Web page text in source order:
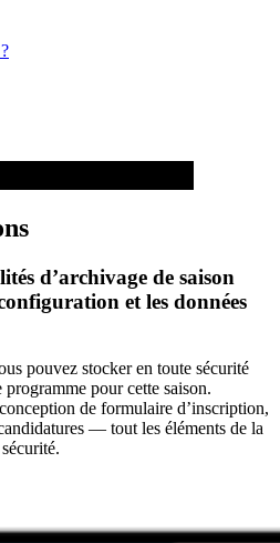
d’archivage de saison
et les données
pouvez stocker en toute sécurité
pour cette saison.
de formulaire d’inscription,
— tout les éléments de la